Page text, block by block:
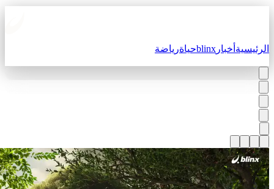
أخبارblinxحياةرياضة